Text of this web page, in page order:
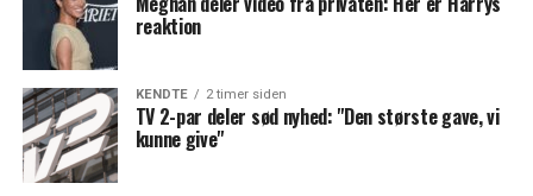
reaktion
KENDTE 2 timer siden
TV 2-par deler sød nyhed: "Den største gave, vi
kunne give"